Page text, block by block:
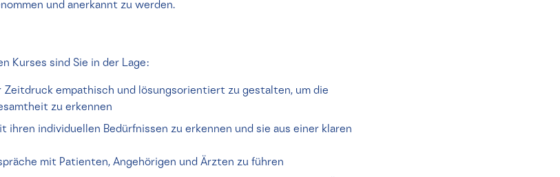
und anerkannt zu werden.
Kurses sind Sie in der Lage:
Zeitdruck empathisch und lösungsorientiert zu gestalten, um die
zu erkennen
individuellen Bedürfnissen zu erkennen und sie aus einer klaren
mit Patienten, Angehörigen und Ärzten zu führen